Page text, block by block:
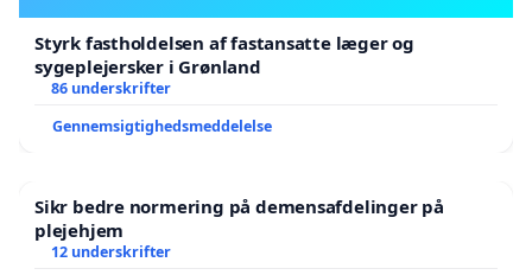
Styrk fastholdelsen af fastansatte læger og
sygeplejersker i Grønland
86 underskrifter
Gennemsigtighedsmeddelelse
Sikr bedre normering på demensafdelinger på
plejehjem
12 underskrifter